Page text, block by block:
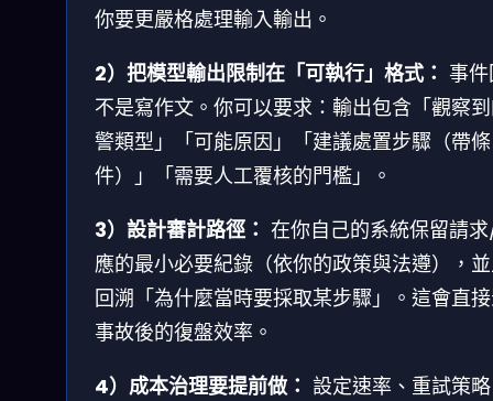
你要更嚴格處理輸入輸出。
2）把模型輸出限制在「可執行」格式： 事
不是寫作文。你可以要求：輸出包含「觀察
警類型」「可能原因」「建議處置步驟（帶條
件）」「需要人工覆核的門檻」。
3）設計審計路徑： 在你自己的系統保留請
應的最小必要紀錄（依你的政策與法遵），
回溯「為什麼當時要採取某步驟」。這會直
事故後的復盤效率。
4）成本治理要提前做： 設定速率、重試策